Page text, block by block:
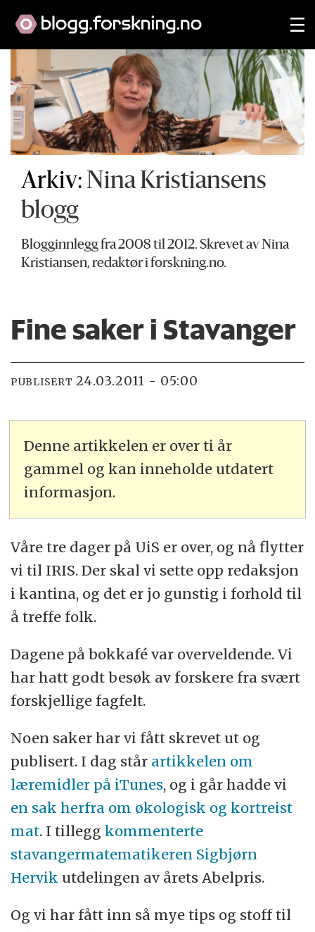
Arkiv: Nina Kristiansens
blogg
Blogginnlegg fra 2008 til 2012. Skrevet av Nina
Kristiansen, redaktør i forskning.no.
Fine saker i Stavanger
PUBLISERT 24.03.2011 - 05:00
Denne artikkelen er over ti år
gammel og kan inneholde utdatert
informasjon.
Våre tre dager på UiS er over, og nå flytter
vi til IRIS. Der skal vi sette opp redaksjon
i kantina, og det er jo gunstig i forhold til
å treffe folk.
Dagene på bokkafé var overveldende. Vi
har hatt godt besøk av forskere fra svært
forskjellige fagfelt.
Noen saker har vi fått skrevet ut og
publisert. I dag står artikkelen om
læremidler på iTunes, og i går hadde vi
en sak herfra om økologisk og kortreist
mat. I tilleggkommenterte
stavangermatematikeren Sigbjørn
Hervik utdelingen av årets Abelpris.
Og vi har fått inn så mye tips og stoff til